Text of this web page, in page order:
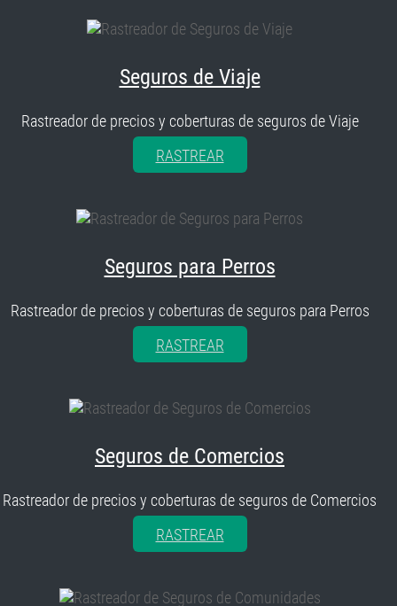
Seguros de Viaje
Rastreador de precios y coberturas de seguros de Viaje
RASTREAR
Seguros para Perros
Rastreador de precios y coberturas de seguros para Perros
RASTREAR
Seguros de Comercios
Rastreador de precios y coberturas de seguros de Comercios
RASTREAR